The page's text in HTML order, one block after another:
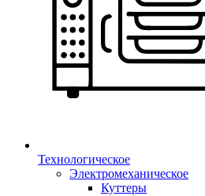
Технологическое
Электромеханическое
Куттеры